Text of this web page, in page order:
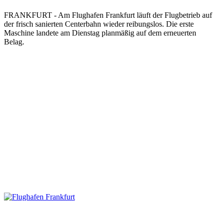
FRANKFURT - Am Flughafen Frankfurt läuft der Flugbetrieb auf
der frisch sanierten Centerbahn wieder reibungslos. Die erste
Maschine landete am Dienstag planmäßig auf dem erneuerten
Belag.